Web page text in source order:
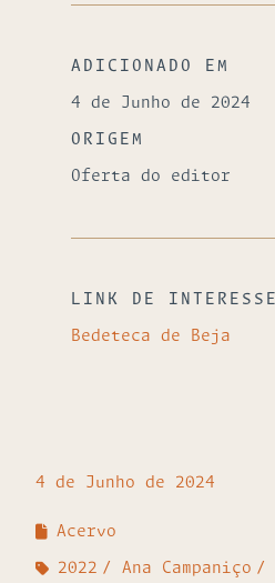
ADICIONADO EM
4 de Junho de 2024
ORIGEM
Oferta do editor
LINK DE INTERESSE
Bedeteca de Beja
4 de Junho de 2024
Acervo
2022 Ana Campaniço